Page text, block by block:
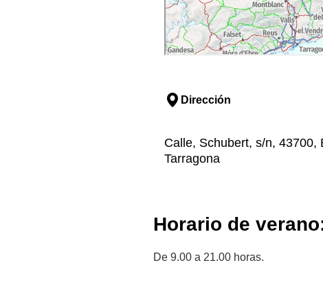
Dirección
Calle, Schubert, s/n, 43700,
Tarragona
Horario de
De 9.00 a 21.00 horas.